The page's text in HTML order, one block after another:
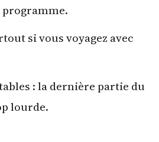
programme.
si vous voyagez avec
: la dernière partie du
lourde.